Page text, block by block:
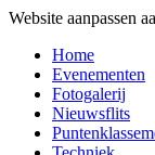
Website aanpassen
Home
Evenementen
Fotogalerij
Nieuwsflits